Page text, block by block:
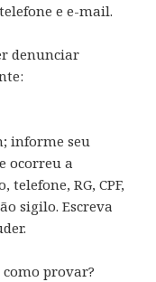
e e-mail.
denunciar
informe seu
ocorreu a
RG, CPF,
sigilo. Escreva
provar?